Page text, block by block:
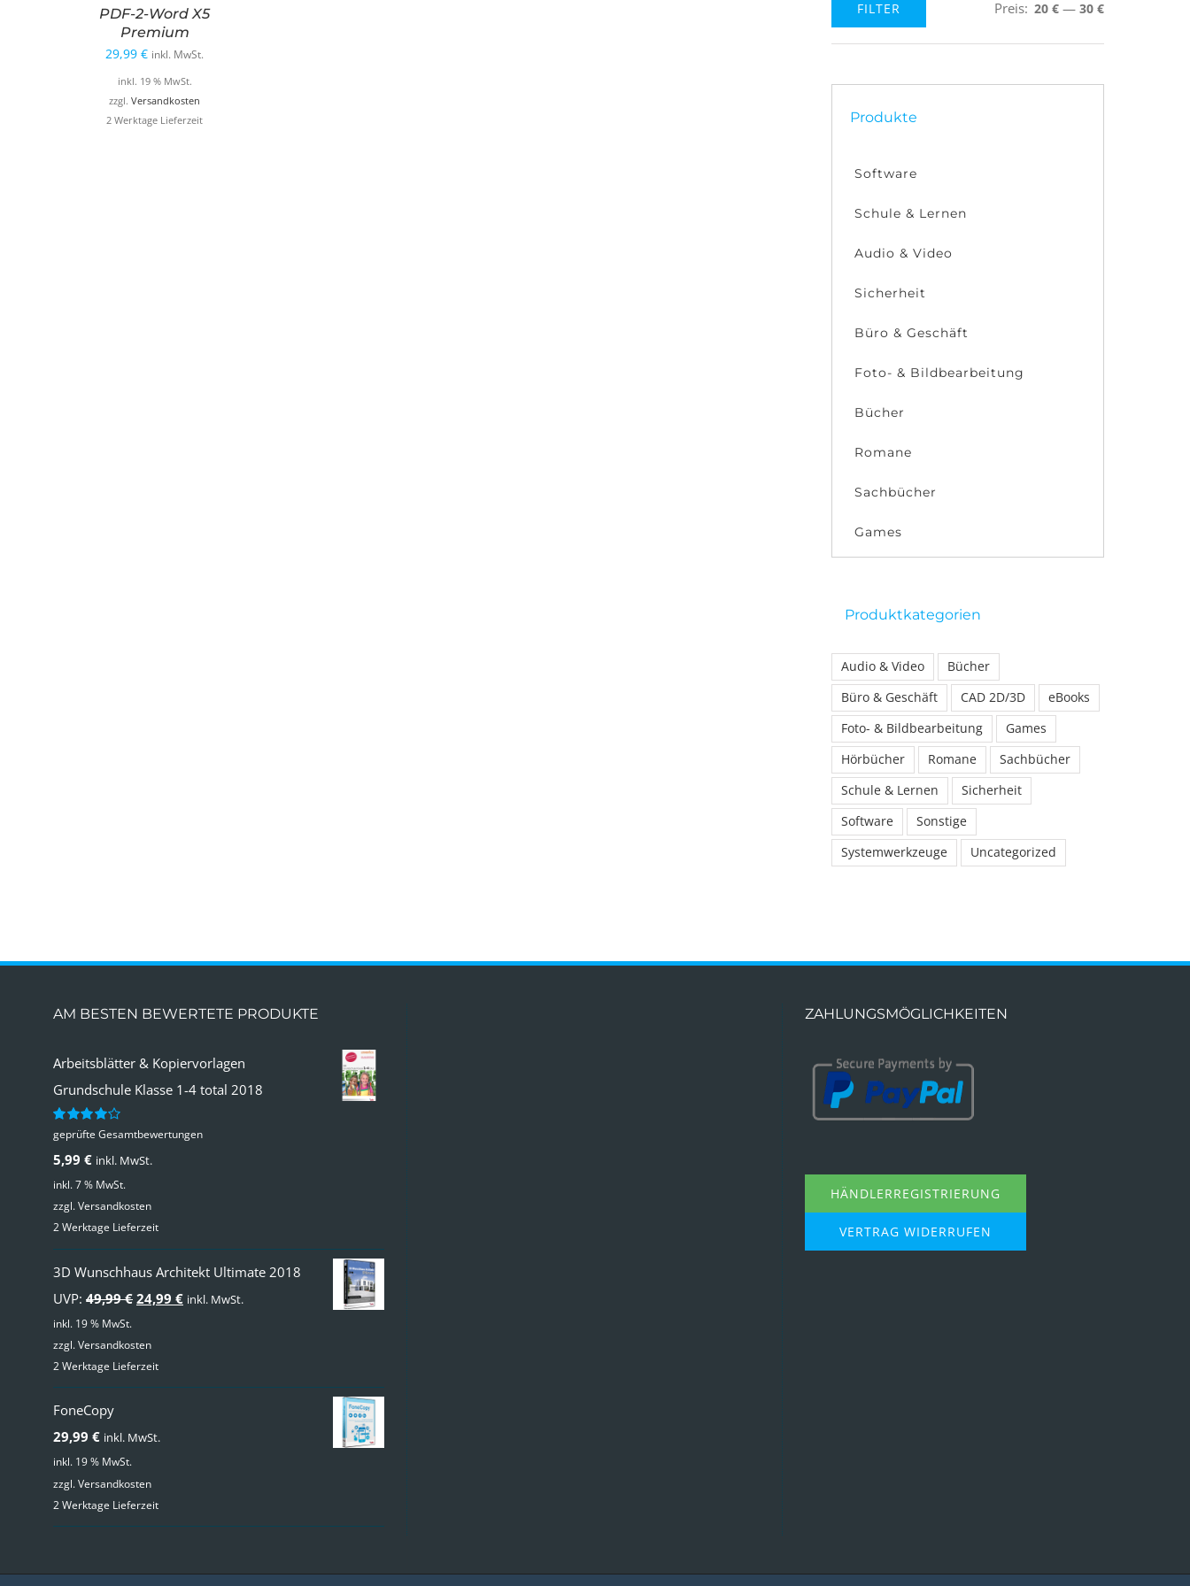
PDF-2-Word X5
Premium
29,99€ inkl. MwSt.
inkl. 19 % MwSt.
zzgl.Versandkosten
2 Werktage Lieferzeit
Preis
Preis
FILTER Preis: 20 € — 30 €
Produkte
Software
Schule & Lernen
Audio & Video
Sicherheit
Büro & Geschäft
Foto- & Bildbearbeitung
Bücher
Romane
Sachbücher
Games
Produktkategorien
Audio & Video
Bücher
Büro & Geschäft
CAD 2D/3D
eBooks
Foto- & Bildbearbeitung
Games
Hörbücher
Romane
Sachbücher
Schule & Lernen
Sicherheit
Software
Sonstige
Systemwerkzeuge
Uncategorized
AM BESTEN BEWERTETE PRODUKTE
Arbeitsblätter & Kopiervorlagen
Grundschule Klasse 1-4 total 2018
Bewertet
von 5
geprüfte Gesamtbewertungen
5,99 € inkl. MwSt.
inkl. 7 % MwSt.
zzgl.Versandkosten
2 Werktage Lieferzeit
3D Wunschhaus Architekt Ultimate 2018
UVP: 49,99€ Ursprünglicher
war:
24,99 €Aktueller
inkl. MwSt.
inkl. 19 % MwSt.
zzgl.Versandkosten
2 Werktage Lieferzeit
FoneCopy
29,99 € inkl. MwSt.
inkl. 19 % MwSt.
zzgl.Versandkosten
2 Werktage Lieferzeit
ZAHLUNGSMÖGLICHKEITEN
HÄNDLERREGISTRIERUNG
VERTRAG WIDERRUFEN